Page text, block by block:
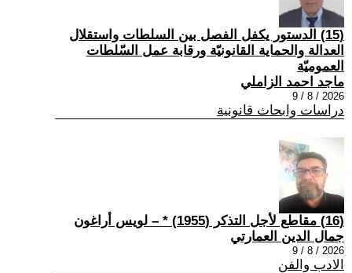
(15) الدستور يكفل الفصل بين السلطات واستقلال
العدالة والحماية القانونيّة ورقابة عمل السّلطات
العموميّة
ماجد احمد الزاملي
2026 / 8 / 9
دراسات وابحاث قانونية
(16) مقاطع لأجل التذكر (1955) * – لويس أراغون
جمال الدين العمارتي
2026 / 8 / 9
الادب والفن